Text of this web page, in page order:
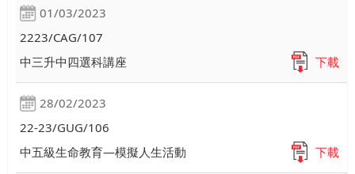
01/03/2023
2223/CAG/107
中三升中四選科講座
下載
28/02/2023
22-23/GUG/106
中五級生命教育—模擬人生活動
下載